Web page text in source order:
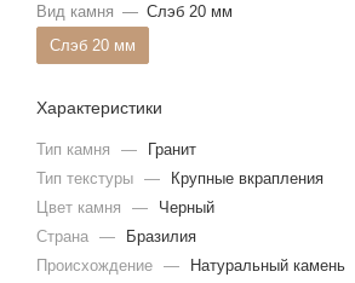
Вид камня — Слэб 20 мм
Слэб 20 мм
Характеристики
Тип камня —
Гранит
Тип текстуры —
Крупные вкрапления
Цвет камня
—
Черный
Страна —
Бразилия
Происхождение —
Натуральный камень